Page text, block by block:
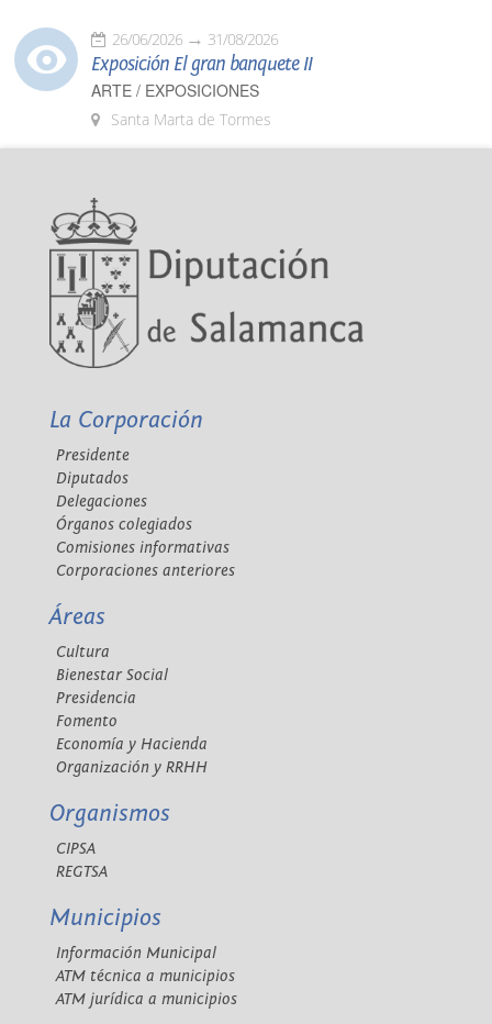
26/06/2026 31/08/2026
Exposición El gran banquete II
ARTE / EXPOSICIONES
Santa Marta de Tormes
La Corporación
Presidente
Diputados
Delegaciones
Órganos colegiados
Comisiones informativas
Corporaciones anteriores
Áreas
Cultura
Bienestar Social
Presidencia
Fomento
Economía y Hacienda
Organización y RRHH
Organismos
CIPSA
REGTSA
Municipios
Información Municipal
ATM técnica a municipios
ATM jurídica a municipios